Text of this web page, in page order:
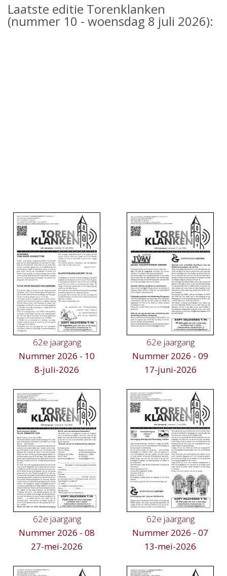
Laatste editie Torenklanken
(nummer 10 - woensdag 8 juli 2026):
62e jaargang
Nummer 2026 - 10
8-juli-2026
62e jaargang
Nummer 2026 - 09
17-juni-2026
62e jaargang
Nummer 2026 - 08
27-mei-2026
62e jaargang
Nummer 2026 - 07
13-mei-2026